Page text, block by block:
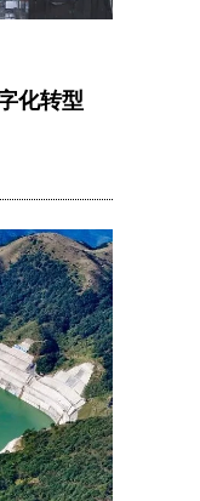
化转型